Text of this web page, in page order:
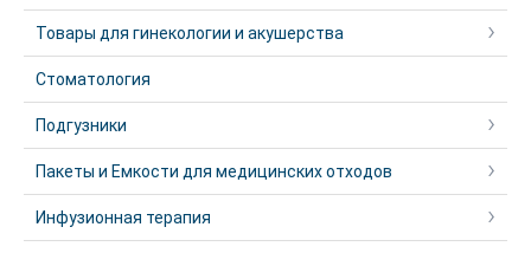
Товары для гинекологии и акушерства
Стоматология
Подгузники
Пакеты и Емкости для медицинских отходов
Инфузионная терапия